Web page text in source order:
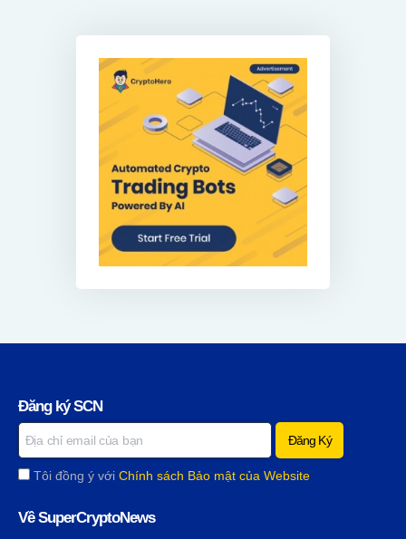
Đăng ký SCN
Tôi đồng ý với Chính sách Bảo mật của Website
Về SuperCryptoNews